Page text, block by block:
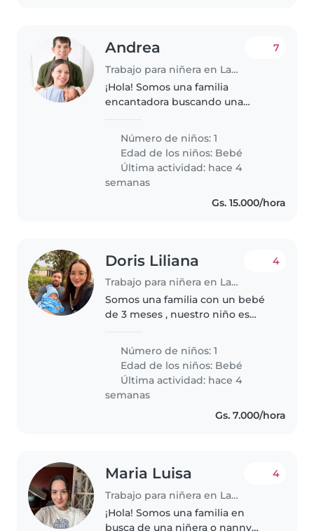
Andrea
Trabajo para niñera en Lambaré
7
¡Hola! Somos una familia
encantadora buscando una
calmado y muy cariñoso.
Necesitamos a alguien cómodo
con mascotas,..
Número de niños: 1
Edad de los niños: Bebé
Última actividad: hace 4
semanas
Gs. 15.000/hora
Doris Liliana
Trabajo para niñera en Lambaré
4
Somos una familia con un bebé
de 3 meses , nuestro niño es
fácil de detectar sus momentos
de sueño (descanso), toma leche
materna por lo que se manejará..
Número de niños: 1
Edad de los niños: Bebé
Última actividad: hace 4
semanas
Gs. 7.000/hora
Maria Luisa
Trabajo para niñera en Lambaré
4
¡Hola! Somos una familia en
busca de una niñera o nanny